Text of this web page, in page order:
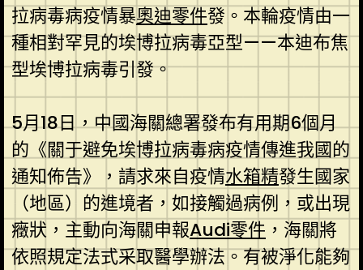
拉病毒病疫情暴奧迪零件發。本輪疫情由一
種相對罕見的埃博拉病毒亞型——本迪布焦
型埃博拉病毒引發。
5月18日，中國海關總署發布有用期6個月
的《關于避免埃博拉病毒病疫情傳進我國的
通知佈告》，請求來自疫情水箱精發生國家
（地區）的進境者，如接觸過病例，或出現
癥狀，主動向海關申報Audi零件 ，海關將
依照規定法式采取醫學辦法。有被淨化能夠